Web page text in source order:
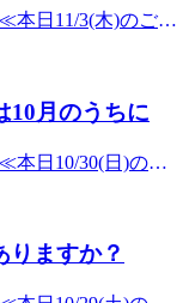
れにくいお体にな
私自身も
間が増えてきたこ
ときにその実体験
ープが期待できま
リラ
田谷区梅丘1-21-
田谷代田】電
20:30)土日祝11:00
ージ
いる方、などにオ
た。 たとえ
ださい。 こん
気持ちがいいです
断は自分の生活を
し始めたり食事に
ではないでしょう
が、ある程度一定
10月のうちに
ださい。 こん
りますか？